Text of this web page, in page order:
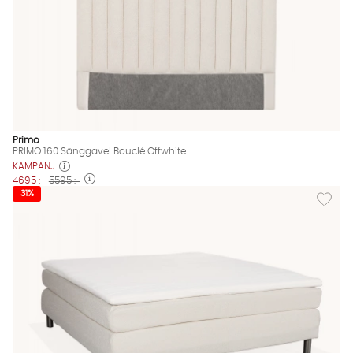
Primo
PRIMO 160 Sänggavel Bouclé Offwhite
KAMPANJ
4695 :- 5595 :-
Lägg
31%